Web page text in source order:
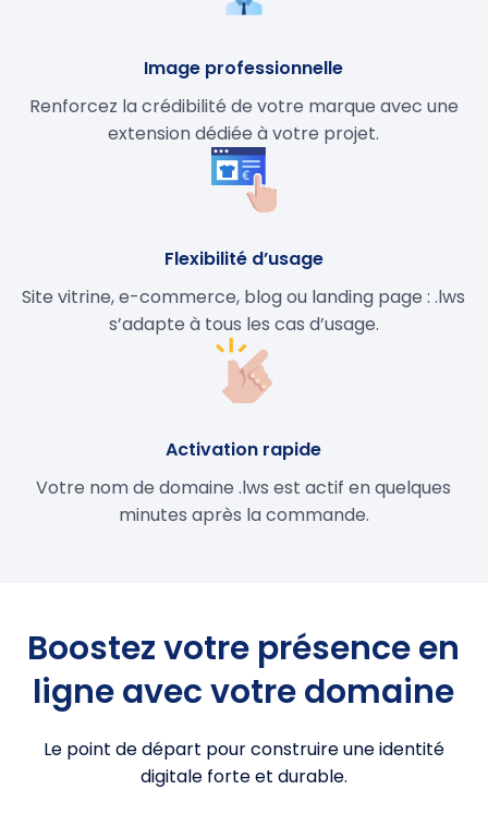
Image professionnelle
Renforcez la crédibilité de votre marque avec une
extension dédiée à votre projet.
Flexibilité d’usage
Site vitrine, e-commerce, blog ou landing page : .lws
s’adapte à tous les cas d’usage.
Activation rapide
Votre nom de domaine .lws est actif en quelques
minutes après la commande.
Boostez votre présence en
ligne avec votre domaine
Le point de départ pour construire une identité
digitale forte et durable.